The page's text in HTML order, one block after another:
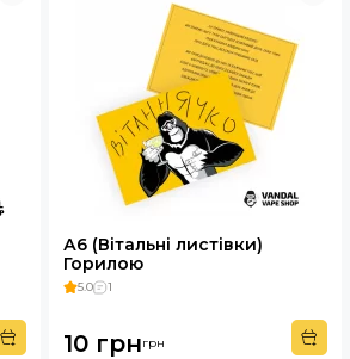
А6 (Вітальні листівки)
Горилою
5.0 1
10 грнгрн